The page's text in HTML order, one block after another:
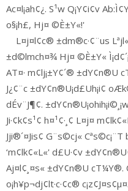
Ac¤l¡ah¢¿. S¹w Q¡Y¢i¢v
o§¡h£, Hj¤ ©È±Y«!'
L¤j¤l¢c® ±dm®c·¢¨us Lªjl«
±d©lmch¤¾ Hj¤ ©È±Y«
AT¤· m¢lj¡±Y¢´® ±dY¢n®U
J¿¢¨c ±dY¢n®U¡d£Uh¡i¢
dÉv¨J¶¢.
Ji·¢k¢s¹¢ h¤¹¢·¸¢ L¤j¤
Jji®´¤Jis¢ G¨s©cj«
‘m¢lk¢«L«' d£U·¢v
Aj¤l¢¸¤s« ±dY¢n®U cT¼Y®.
o¡h¥p¬dj¢lt·c·¢c® c¡z¢J¤s¢µ¤.